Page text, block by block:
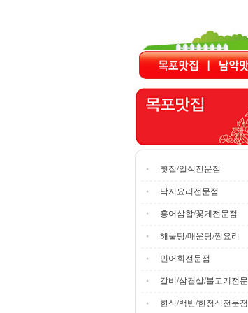
횟집/일식전문점
낙지요리전문점
홍어삼합/꽃게전문점
해물탕/매운탕/찜요리
민어회전문점
갈비/삼겹살/불고기전문
한식/백반/한정식전문점